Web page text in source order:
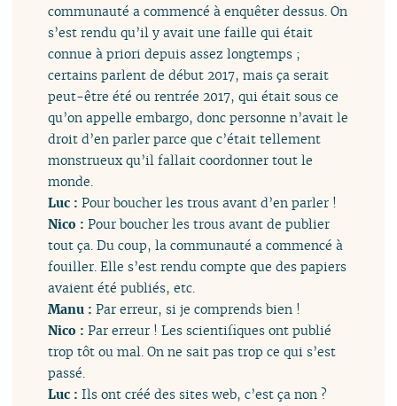
communauté a commencé à enquêter dessus. On
s’est rendu qu’il y avait une faille qui était
connue à priori depuis assez longtemps ;
certains parlent de début 2017, mais ça serait
peut-être été ou rentrée 2017, qui était sous ce
qu’on appelle embargo, donc personne n’avait le
droit d’en parler parce que c’était tellement
monstrueux qu’il fallait coordonner tout le
monde.
Luc :Pour boucher les trous avant d’en parler !
Nico :Pour boucher les trous avant de publier
tout ça. Du coup, la communauté a commencé à
fouiller. Elle s’est rendu compte que des papiers
avaient été publiés, etc.
Manu :Par erreur, si je comprends bien !
Nico :Par erreur ! Les scientifiques ont publié
trop tôt ou mal. On ne sait pas trop ce qui s’est
passé.
Luc :Ils ont créé des sites web, c’est ça non ?